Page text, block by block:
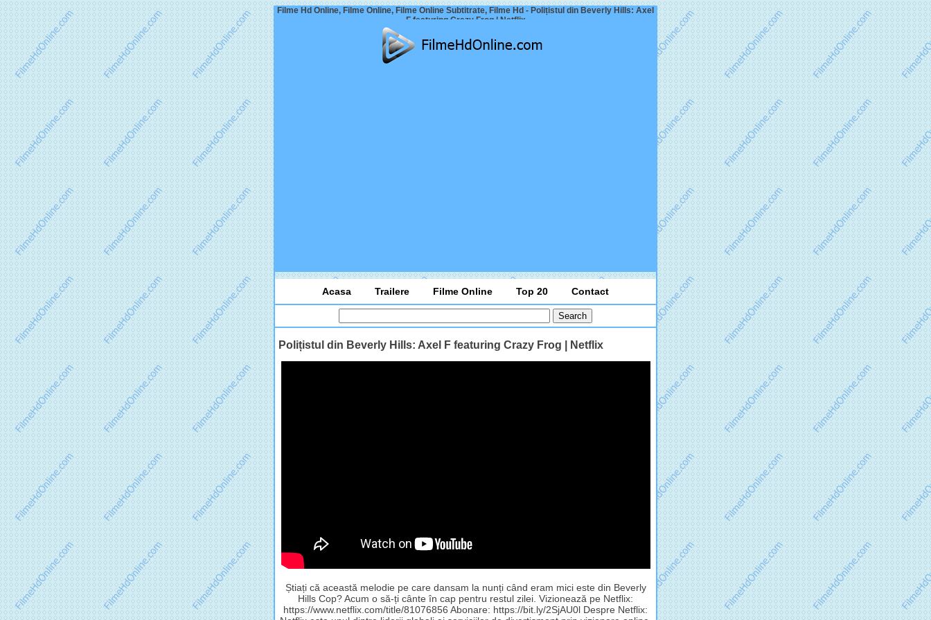
Filme Hd Online, Filme Online, Filme Online Subtitrate, Filme Hd - Polițistul din Beverly Hills: Axel
F featuring Crazy Frog | Netflix
Acasa Trailere Filme Online Top 20 Contact
Polițistul din Beverly Hills: Axel F featuring Crazy Frog | Netflix
Știați că această melodie pe care dansam la nunți când eram mici este din Beverly
Hills Cop? Acum o să-ți cânte în cap pentru restul zilei. Vizionează pe Netflix:
https://www.netflix.com/title/81076856 Abonare: https://bit.ly/2SjAU0l Despre Netflix: